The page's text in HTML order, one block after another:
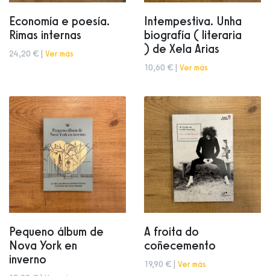
Economía e poesía.
Rimas internas
24,20 € | Ver más
Intempestiva. Unha
biografía ( literaria
) de Xela Arias
10,60 € | Ver más
Pequeno álbum de
Nova York en
inverno
A froita do
coñecemento
19,90 € | Ver más